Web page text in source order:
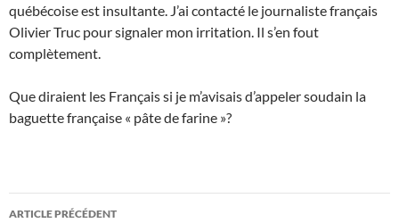
québécoise est insultante. J’ai contacté le journaliste français
Olivier Truc pour signaler mon irritation. Il s’en fout
complètement.
Que diraient les Français si je m’avisais d’appeler soudain la
baguette française « pâte de farine »?
Navigation
ARTICLE PRÉCÉDENT